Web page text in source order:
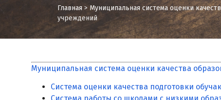
Главная > Муниципальная система оценки
учреждений
Муниципальная система оценки качества
Система оценки качества подготовки